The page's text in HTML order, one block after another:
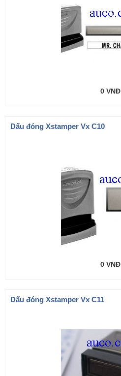
0 VNĐ
Dấu đóng Xstamper Vx C10
0 VNĐ
Dấu đóng Xstamper Vx C11